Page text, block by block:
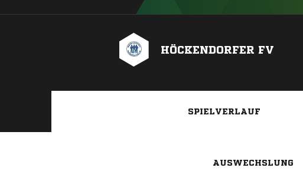
HÖCKENDORFER FV
SPIELVERLAUF
AUSWECHSLUNG